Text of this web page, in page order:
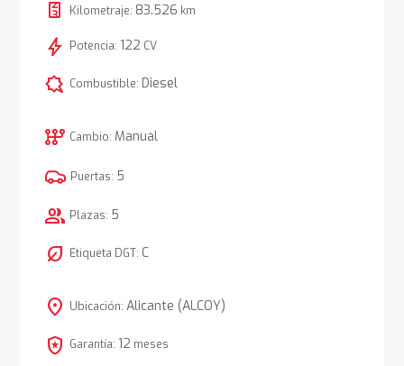
Kilometraje: 83.526 km
bolt Potencia: 122 CV
comic_bubble Combustible: Diesel
auto_transmission Cambio: Manual
Puertas: 5
group Plazas: 5
nest_eco_leaf Etiqueta DGT: C
location_on Ubicación: Alicante (ALCOY)
local_police Garantía: 12 meses